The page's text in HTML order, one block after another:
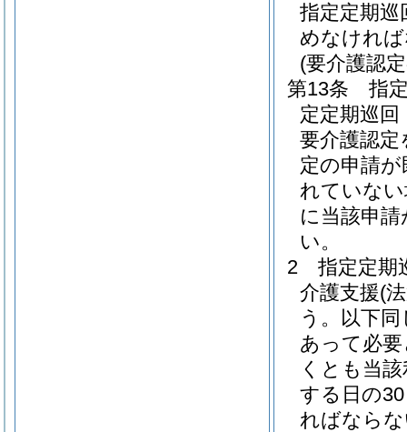
指定定期巡
めなけれ
(要介護認
第13条
指
定定期巡
要介護認
定の申請
れていな
に当該申
い。
2
指定定期
介護支援(
う。以下同
あって必
くとも当
する日の
ればなら